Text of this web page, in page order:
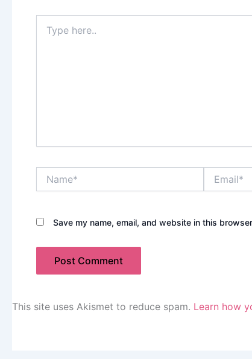
here..
Save my name, email, and website in this
This site uses Akismet to reduce spam. Learn how